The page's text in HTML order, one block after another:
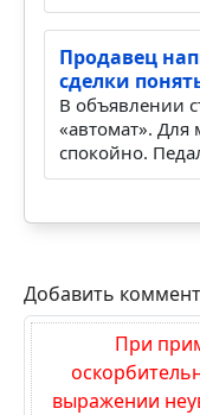
Продавец
сделки
В объявлении
«автомат».
спокойно.